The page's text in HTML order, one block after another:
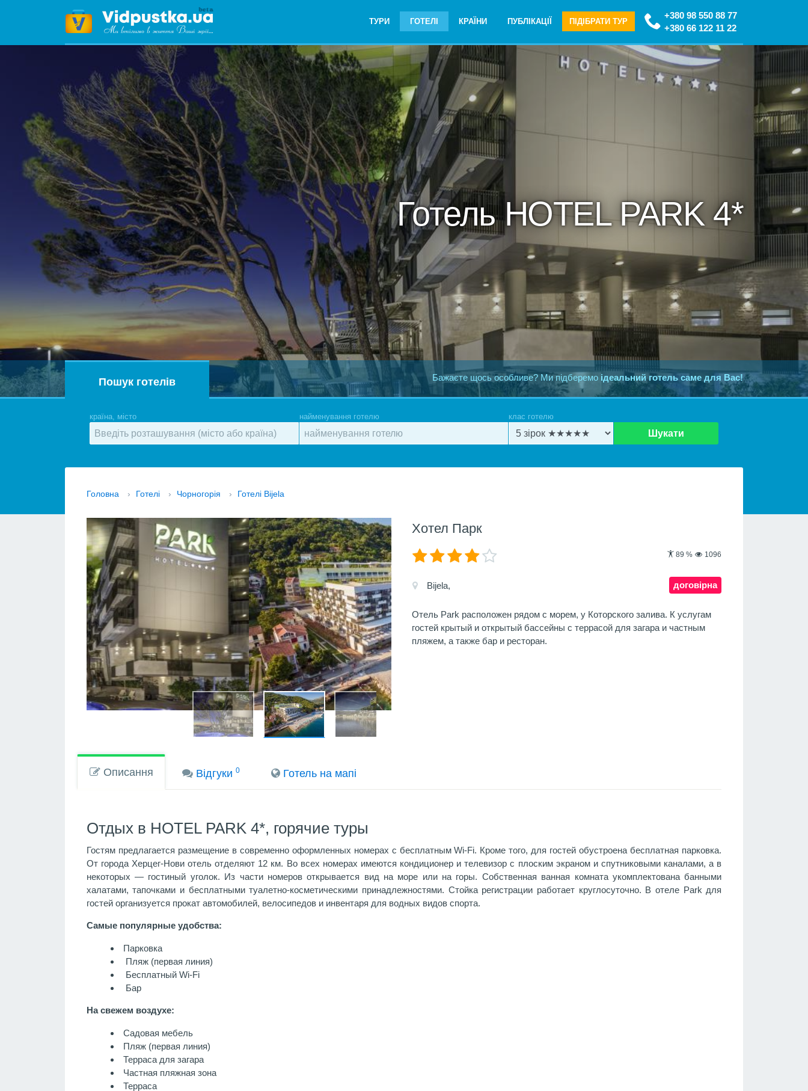
+380 98 550 88 77
+380 66 122 11 22
ТУРИ ГОТЕЛІ КРАЇНИ ПУБЛІКАЦІЇ ПІДІБРАТИ ТУР
Готель HOTEL PARK 4*
Бажаєте щось особливе? Ми підберемо ідеальний готель саме для Вас!
Пошук готелів
країна, місто найменування готелю клас готелю
Шукати
Головна › Готелі › Чорногорія › Готелі Bijela
Хотел Парк
89 % 1096
договірна
Bijela,
Отель Park расположен рядом с морем, у Которского залива. К услугам
гостей крытый и открытый бассейны с террасой для загара и частным
пляжем, а также бар и ресторан.
Описання Вiдгуки0 Готель на мапi
Отдых в HOTEL PARK 4*, горячие туры
Гостям предлагается размещение в современно оформленных номерах с бесплатным Wi-Fi. Кроме того, для гостей обустроена бесплатная парковка.
От города Херцег-Нови отель отделяют 12 км. Во всех номерах имеются кондиционер и телевизор с плоским экраном и спутниковыми каналами, а в
некоторых — гостиный уголок. Из части номеров открывается вид на море или на горы. Собственная ванная комната укомплектована банными
халатами, тапочками и бесплатными туалетно-косметическими принадлежностями. Стойка регистрации работает круглосуточно. В отеле Park для
гостей организуется прокат автомобилей, велосипедов и инвентаря для водных видов спорта.
Самые популярные удобства:
Парковка
Пляж (первая линия)
Бесплатный Wi-Fi
Бар
На свежем воздухе:
Садовая мебель
Пляж (первая линия)
Терраса для загара
Частная пляжная зона
Терраса